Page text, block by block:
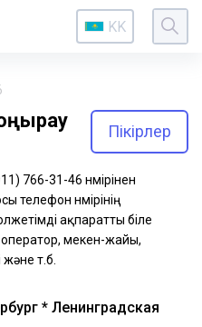
KK
Пікірлер
766-31-46 нөмірінен
телефон нөмірінің
ақпаратты біле
оператор, мекен-жайы,
т.б.
* Ленинградская